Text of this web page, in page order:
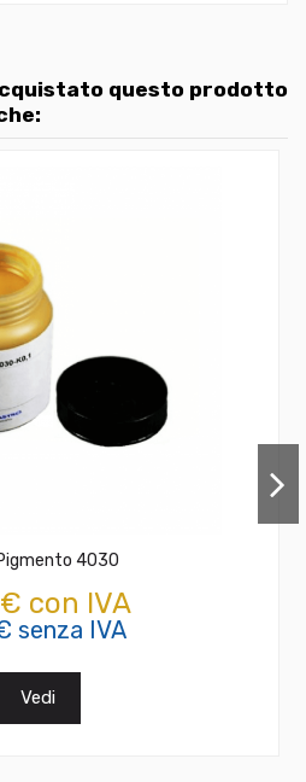
questo prodotto
4030
con IVA
senza IVA
Vedi